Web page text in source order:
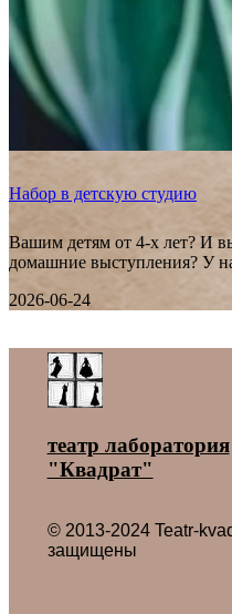
Набор в детскую студию
Вашим детям от 4-х лет? И
домашние выступления? У
2026-06-24
театр лаборатория
"Квадрат"
© 2013-2024 Teatr-
защищены